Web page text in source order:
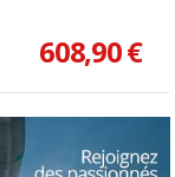
608,90 €